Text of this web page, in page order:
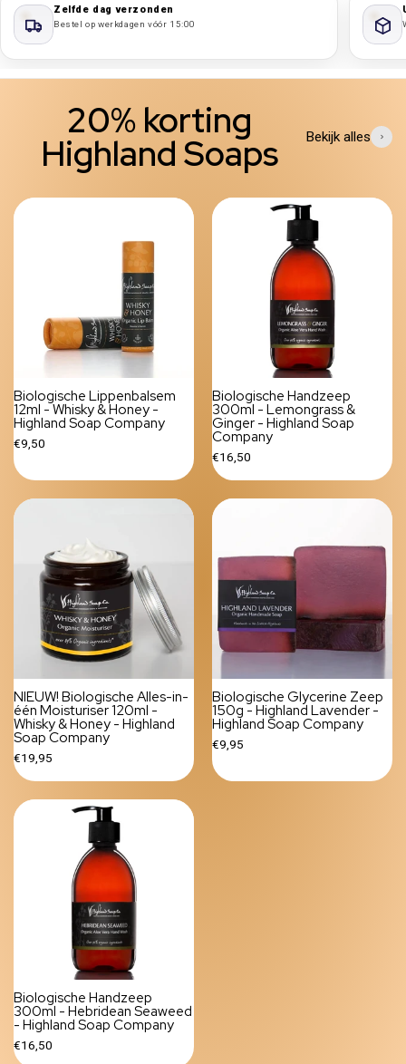
Zelfde dag verzonden
Bestel op werkdagen vóór 15:00
20% korting
Highland Soaps Bekijk alles
Biologische Lippenbalsem
12ml - Whisky & Honey -
Highland Soap Company
€9,50
Biologische Handzeep
300ml - Lemongrass &
Ginger - Highland Soap
Company
€16,50
NIEUW! Biologische Alles-in-
één Moisturiser 120ml -
Whisky & Honey - Highland
Soap Company
€19,95
Biologische Glycerine Zeep
150g - Highland Lavender -
Highland Soap Company
€9,95
Biologische Handzeep
300ml - Hebridean Seaweed
- Highland Soap Company
€16,50